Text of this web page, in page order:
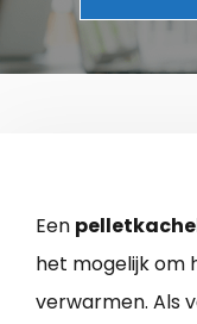
Een
het mogelijk om
verwarmen. Als